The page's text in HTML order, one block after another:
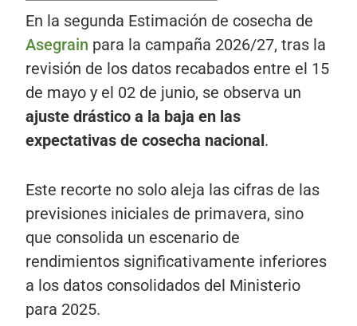
En la segunda Estimación de cosecha de
Asegrain para la campaña 2026/27, tras la
revisión de los datos recabados entre el 15
de mayo y el 02 de junio, se observa un
ajuste drástico a la baja en las
expectativas de cosecha nacional.
Este recorte no solo aleja las cifras de las
previsiones iniciales de primavera, sino
que consolida un escenario de
rendimientos significativamente inferiores
a los datos consolidados del Ministerio
para 2025.